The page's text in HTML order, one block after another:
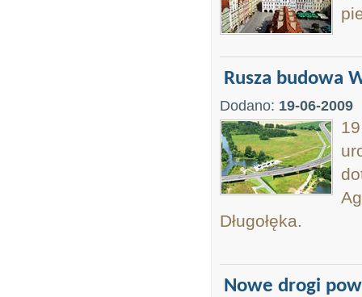
Rusza budowa
Dodano: 19-06-2009
Długołęka.
Nowe drogi